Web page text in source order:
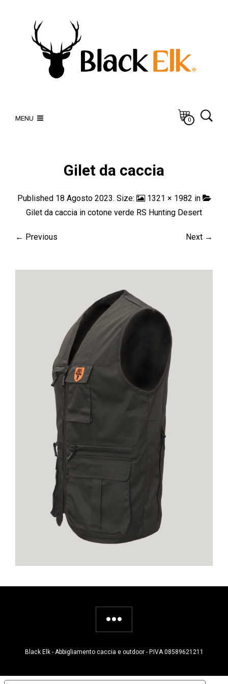
MENU 0
Gilet da caccia
Published 18 Agosto 2023. Size: 1321 × 1982 in
Gilet da caccia in cotone verde RS Hunting Desert
← Previous Next →
Black Elk - Abbigliamento caccia e outdoor - P.IVA 08589621211